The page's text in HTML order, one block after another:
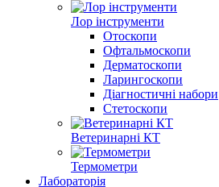
Лор інструменти
Отоскопи
Офтальмоскопи
Дерматоскопи
Ларингоскопи
Діагностичні набори
Стетоскопи
Ветеринарні КТ
Термометри
Лабораторія